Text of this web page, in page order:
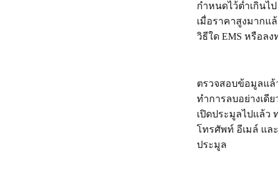
กำหนดไว้ต่ำเกินไ
เมื่อราคาสูงมากแ
วิธีใด EMS หรือล
ตรวจสอบข้อมูลแล้
ทำการลบอย่างเดี
เปิดประมูลไปแล้ว
โทรศัพท์ อีเมล์ แล
ประมูล